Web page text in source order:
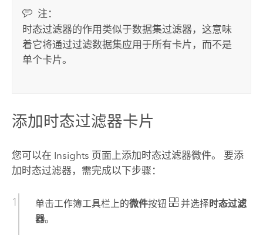
注：
时态过滤器的作用类似于数据集过滤器，这意味
着它将通过过滤数据集应用于所有卡片，而不是
单个卡片。
添加时态过滤器卡片
您可以在 Insights 页面上添加时态过滤器微件。 要添
加时态过滤器，需完成以下步骤：
单击工作簿工具栏上的微件按钮 并选择时态过滤
器。